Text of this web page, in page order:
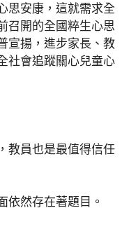
思安康，這就需求全
召開的全國粹生心思
宣揚，進步家長、教
社會追蹤關心兒童心
教員也是最值得信任
依然存在著題目。